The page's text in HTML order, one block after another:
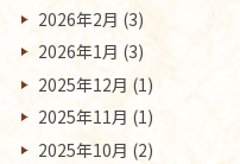
2026年2月 (3)
2026年1月 (3)
2025年12月 (1)
2025年11月 (1)
2025年10月 (2)